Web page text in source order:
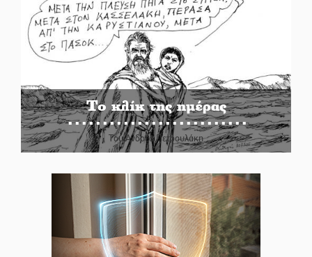
Το κλίκ της ημέρας
Του Ανδρέα Πετρουλάκη